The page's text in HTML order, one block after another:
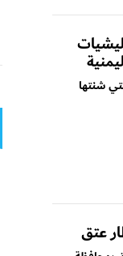
شنتها
عتق